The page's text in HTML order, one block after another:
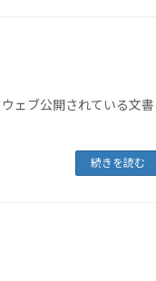
ェブ公開されている文書
続きを読む